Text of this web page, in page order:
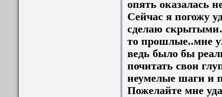
опять оказалась
Сейчас я погожу
сделаю
то прошлые..мне
ведь было бы
почитать свои
неумелые шаги и
Пожелайте мне